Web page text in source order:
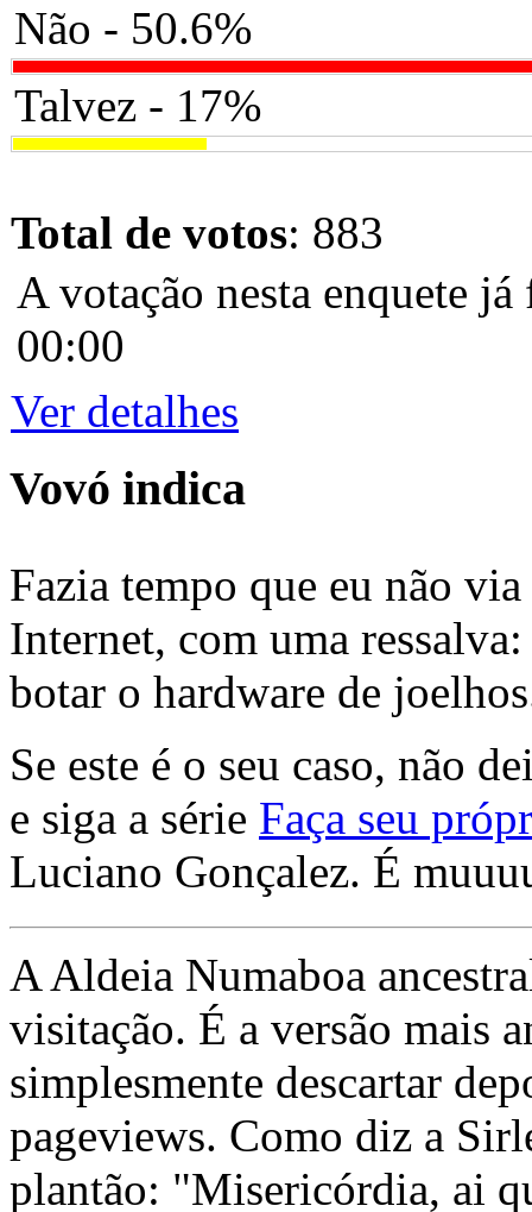
Não - 50.6%
Talvez - 17%
Total de votos: 883
A votação nesta enquete
00:00
Ver detalhes
Vovó indica
Fazia tempo que eu não
Internet, com uma
botar o hardware de
Se este é o seu caso, não
e siga a série Faça seu
Luciano Gonçalez. É
A Aldeia Numaboa
visitação. É a versão mais
simplesmente descartar
pageviews. Como diz a
plantão: "Misericórdia, ai